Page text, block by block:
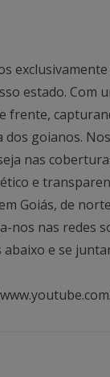
estado. Com
frente,
dos goianos.
nas
e
Goiás, de
nos nas redes
e se